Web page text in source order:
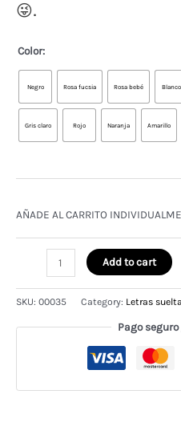
😜.
Color:
Negro Rosa fucsia Rosa bebé Blanco
Gris claro Rojo Naranja Amarillo
AÑADE AL CARRITO
sueltas
de
madera
quantity
Add to cart
SKU: 00035 Category: Letras
Pago